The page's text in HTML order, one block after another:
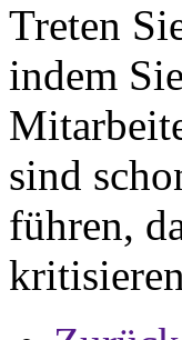
Treten
indem
sind
führen,